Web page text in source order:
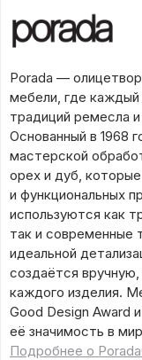
Porada —
мебели, где
традиций ремесла
Основанный в 1968
мастерской
орех и дуб,
и функциональных
используются как
так и современные
идеальной
создаётся
каждого изделия.
Good Design Award
её значимость в
Подробнее о Porada